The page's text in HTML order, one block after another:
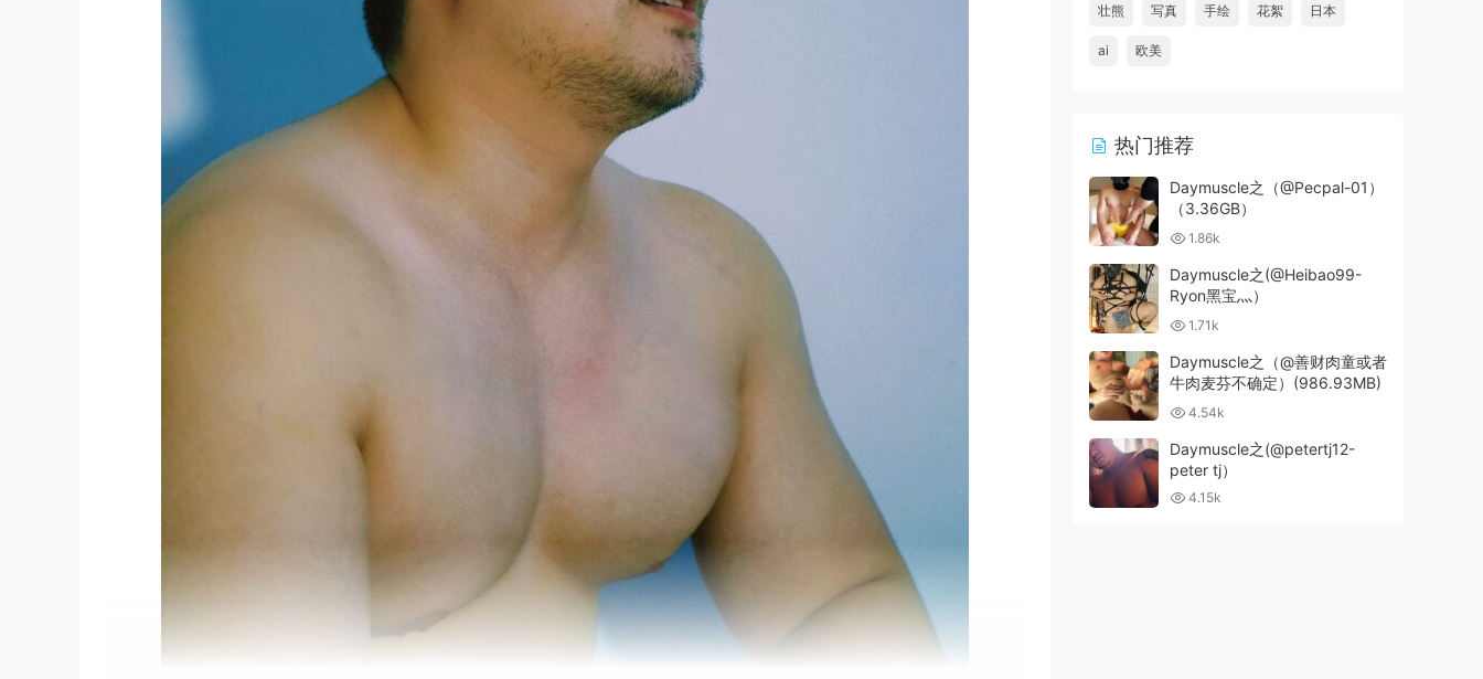
壮熊 写真 手绘 花絮 日本
ai 欧美
热门推荐
Daymuscle之（@Pecpal-01）
（3.36GB）
1.86k
Daymuscle之(@Heibao99-
Ryon黑宝灬）
1.71k
Daymuscle之（@善财肉童或者
牛肉麦芬不确定）(986.93MB)
4.54k
Daymuscle之(@petertj12-
peter tj）
4.15k